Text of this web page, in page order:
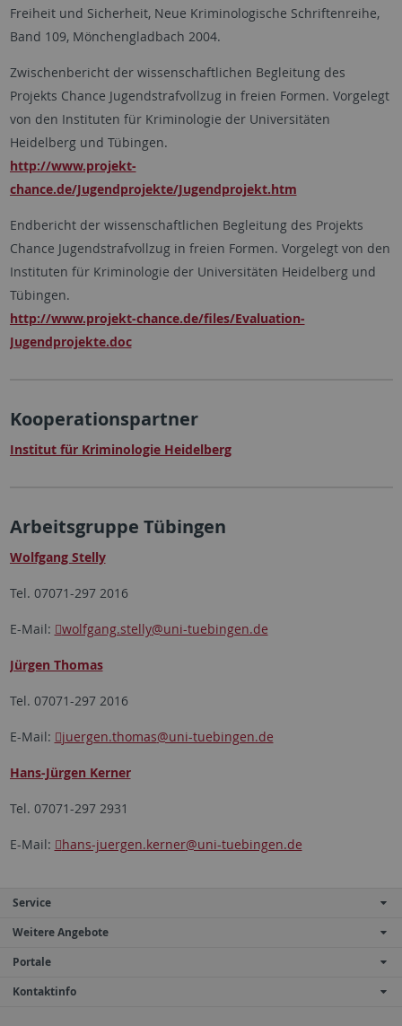
Freiheit und Sicherheit, Neue Kriminologische Schriftenreihe,
Band 109, Mönchengladbach 2004.
Zwischenbericht der wissenschaftlichen Begleitung des
Projekts Chance Jugendstrafvollzug in freien Formen. Vorgelegt
von den Instituten für Kriminologie der Universitäten
Heidelberg und Tübingen.
http://www.projekt-
chance.de/Jugendprojekte/Jugendprojekt.htm
Endbericht der wissenschaftlichen Begleitung des Projekts
Chance Jugendstrafvollzug in freien Formen. Vorgelegt von den
Instituten für Kriminologie der Universitäten Heidelberg und
Tübingen.
http://www.projekt-chance.de/files/Evaluation-
Jugendprojekte.doc
Kooperationspartner
Institut für Kriminologie Heidelberg
Arbeitsgruppe Tübingen
Wolfgang Stelly
Tel. 07071-297 2016
E-Mail: wolfgang.stelly@uni-tuebingen.de
Jürgen Thomas
Tel. 07071-297 2016
E-Mail: juergen.thomas@uni-tuebingen.de
Hans-Jürgen Kerner
Tel. 07071-297 2931
E-Mail: hans-juergen.kerner@uni-tuebingen.de
Service
Weitere Angebote
Portale
Kontaktinfo